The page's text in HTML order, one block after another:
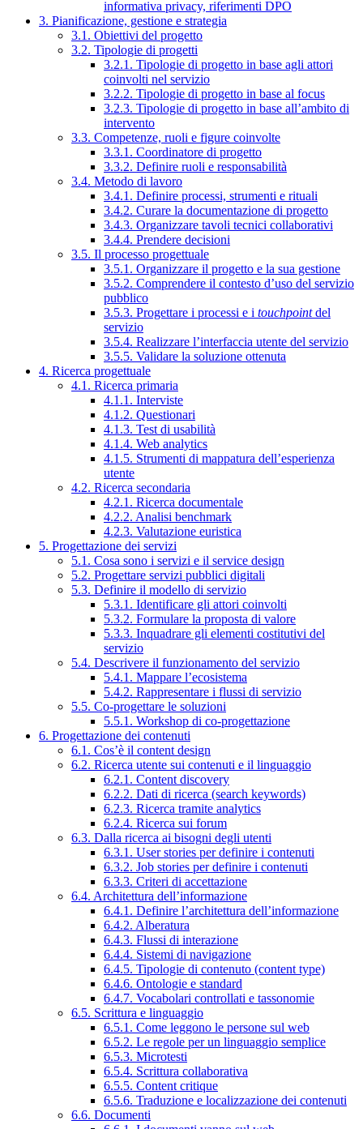
informativa privacy, riferimenti DPO
3. Pianificazione, gestione e strategia
3.1. Obiettivi del progetto
3.2. Tipologie di progetti
3.2.1. Tipologie di progetto in base agli attori
coinvolti nel servizio
3.2.2. Tipologie di progetto in base al focus
3.2.3. Tipologie di progetto in base all’ambito di
intervento
3.3. Competenze, ruoli e figure coinvolte
3.3.1. Coordinatore di progetto
3.3.2. Definire ruoli e responsabilità
3.4. Metodo di lavoro
3.4.1. Definire processi, strumenti e rituali
3.4.2. Curare la documentazione di progetto
3.4.3. Organizzare tavoli tecnici collaborativi
3.4.4. Prendere decisioni
3.5. Il processo progettuale
3.5.1. Organizzare il progetto e la sua gestione
3.5.2. Comprendere il contesto d’uso del servizio
pubblico
3.5.3. Progettare i processi e i touchpointdel
servizio
3.5.4. Realizzare l’interfaccia utente del servizio
3.5.5. Validare la soluzione ottenuta
4. Ricerca progettuale
4.1. Ricerca primaria
4.1.1. Interviste
4.1.2. Questionari
4.1.3. Test di usabilità
4.1.4. Web analytics
4.1.5. Strumenti di mappatura dell’esperienza
utente
4.2. Ricerca secondaria
4.2.1. Ricerca documentale
4.2.2. Analisi benchmark
4.2.3. Valutazione euristica
5. Progettazione dei servizi
5.1. Cosa sono i servizi e il service design
5.2. Progettare servizi pubblici digitali
5.3. Definire il modello di servizio
5.3.1. Identificare gli attori coinvolti
5.3.2. Formulare la proposta di valore
5.3.3. Inquadrare gli elementi costitutivi del
servizio
5.4. Descrivere il funzionamento del servizio
5.4.1. Mappare l’ecosistema
5.4.2. Rappresentare i flussi di servizio
5.5. Co-progettare le soluzioni
5.5.1. Workshop di co-progettazione
6. Progettazione dei contenuti
6.1. Cos’è il content design
6.2. Ricerca utente sui contenuti e il linguaggio
6.2.1. Content discovery
6.2.2. Dati di ricerca (search keywords)
6.2.3. Ricerca tramite analytics
6.2.4. Ricerca sui forum
6.3. Dalla ricerca ai bisogni degli utenti
6.3.1. User stories per definire i contenuti
6.3.2. Job stories per definire i contenuti
6.3.3. Criteri di accettazione
6.4. Architettura dell’informazione
6.4.1. Definire l’architettura dell’informazione
6.4.2. Alberatura
6.4.3. Flussi di interazione
6.4.4. Sistemi di navigazione
6.4.5. Tipologie di contenuto (content type)
6.4.6. Ontologie e standard
6.4.7. Vocabolari controllati e tassonomie
6.5. Scrittura e linguaggio
6.5.1. Come leggono le persone sul web
6.5.2. Le regole per un linguaggio semplice
6.5.3. Microtesti
6.5.4. Scrittura collaborativa
6.5.5. Content critique
6.5.6. Traduzione e localizzazione dei contenuti
6.6. Documenti